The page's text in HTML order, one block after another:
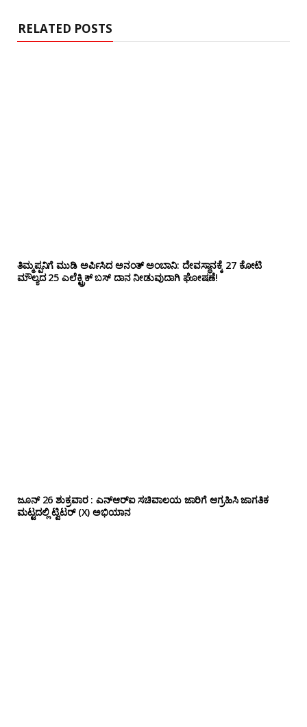
RELATED POSTS
ತಿಮ್ಮಪ್ಪನಿಗೆ ಮುಡಿ ಅರ್ಪಿಸಿದ ಅನಂತ್ ಅಂಬಾನಿ: ದೇವಸ್ಥಾನಕ್ಕೆ 27 ಕೋಟಿ
ಮೌಲ್ಯದ 25 ಎಲೆಕ್ಟ್ರಿಕ್ ಬಸ್ ದಾನ ನೀಡುವುದಾಗಿ ಘೋಷಣೆ!
ಜೂನ್ 26 ಶುಕ್ರವಾರ : ಎನ್‌ಆರ್‌ಐ ಸಚಿವಾಲಯ ಜಾರಿಗೆ ಆಗ್ರಹಿಸಿ ಜಾಗತಿಕ
ಮಟ್ಟದಲ್ಲಿ ಟ್ವಿಟರ್ (X) ಅಭಿಯಾನ